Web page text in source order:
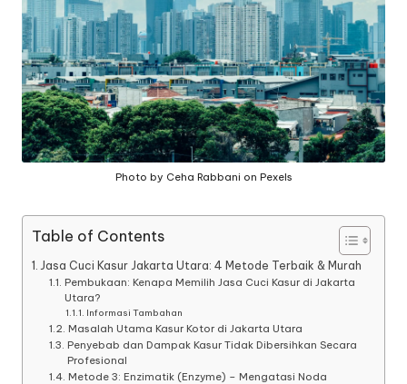
Photo by Ceha Rabbani on Pexels
Table of Contents
Jasa Cuci Kasur Jakarta Utara: 4 Metode Terbaik & Murah
Pembukaan: Kenapa Memilih Jasa Cuci Kasur di Jakarta
Utara?
Informasi Tambahan
Masalah Utama Kasur Kotor di Jakarta Utara
Penyebab dan Dampak Kasur Tidak Dibersihkan Secara
Profesional
Metode 3: Enzimatik (Enzyme) – Mengatasi Noda